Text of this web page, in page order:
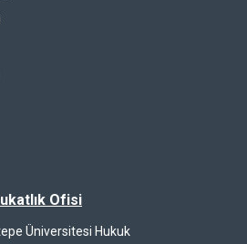
Ofisi
Üniversitesi Hukuk